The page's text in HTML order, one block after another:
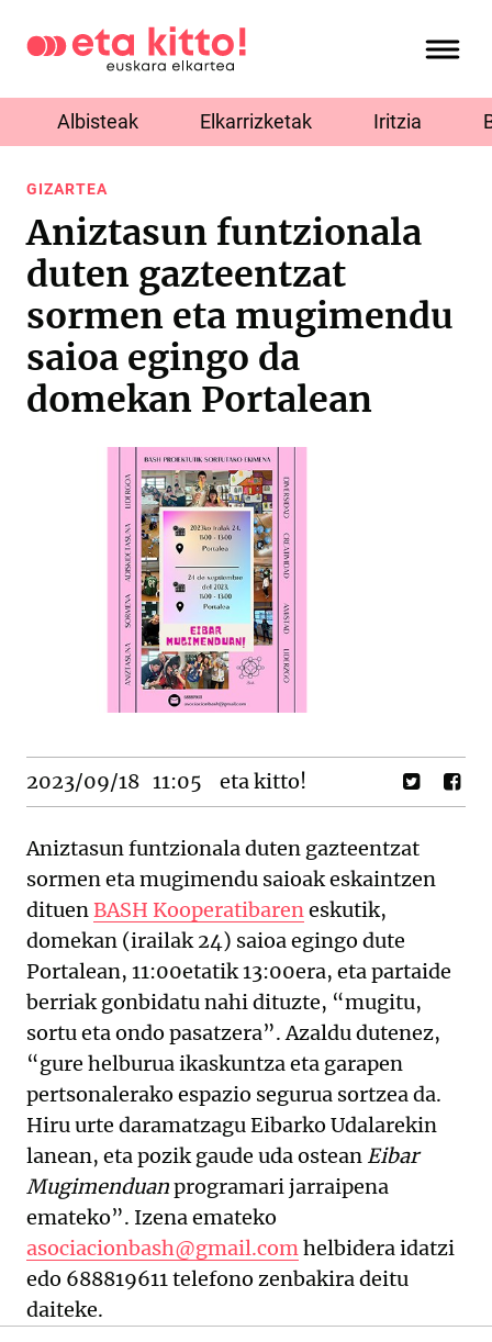
Albisteak Elkarrizketak Iritzia
GIZARTEA
Aniztasun funtzionala
duten gazteentzat
sormen eta mugimendu
saioa egingo da
domekan Portalean
2023/09/18 11:05 eta kitto!
Aniztasun funtzionala duten gazteentzat
sormen eta mugimendu saioak eskaintzen
dituenBASH Kooperatibareneskutik,
domekan (irailak 24) saioa egingo dute
Portalean, 11:00etatik 13:00era, eta partaide
berriak gonbidatu nahi dituzte, “mugitu,
sortu eta ondo pasatzera”. Azaldu dutenez,
“gure helburua ikaskuntza eta garapen
pertsonalerako espazio segurua sortzea da.
Hiru urte daramatzagu Eibarko Udalarekin
lanean, eta pozik gaude uda ostean Eibar
Mugimenduanprogramari jarraipena
emateko”. Izena emateko
asociacionbash@gmail.comhelbidera idatzi
edo 688819611 telefono zenbakira deitu
daiteke.